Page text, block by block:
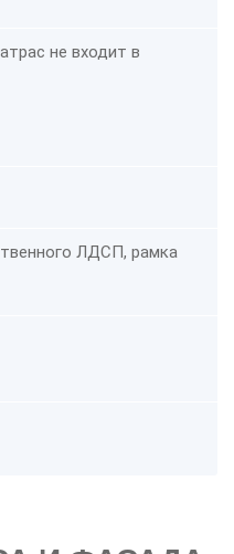
не входит в
ого ЛДСП, рамка